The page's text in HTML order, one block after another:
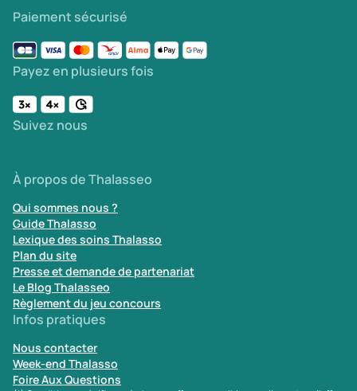
Paiement sécurisé
Payez en plusieurs fois
Suivez nous
À propos de Thalasseo
Qui sommes nous ?
Guide Thalasso
Lexique des soins Thalasso
Plan du site
Presse et demande de partenariat
Le Blog Thalasseo
Règlement du jeu concours
Infos pratiques
Nous contacter
Week-end Thalasso
Foire Aux Questions